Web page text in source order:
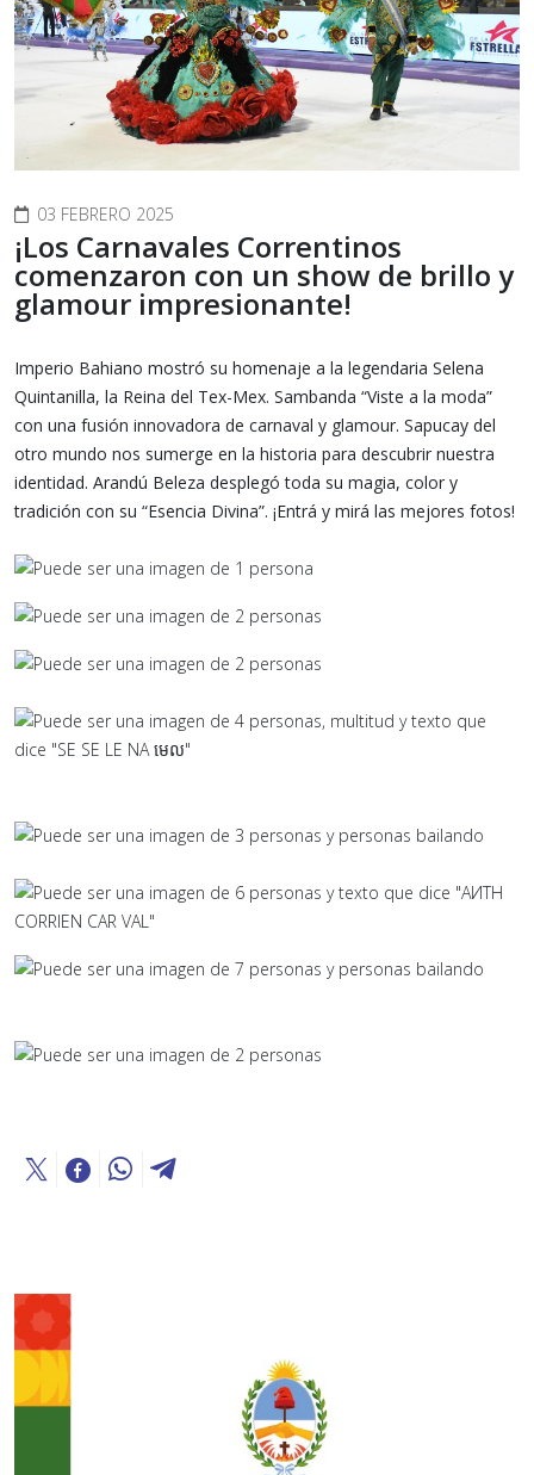
03 FEBRERO 2025
¡Los Carnavales Correntinos
comenzaron con un show de brillo y
glamour impresionante!
Imperio Bahiano mostró su homenaje a la legendaria Selena
Quintanilla, la Reina del Tex-Mex. Sambanda “Viste a la moda”
con una fusión innovadora de carnaval y glamour. Sapucay del
otro mundo nos sumerge en la historia para descubrir nuestra
identidad. Arandú Beleza desplegó toda su magia, color y
tradición con su “Esencia Divina”. ¡Entrá y mirá las mejores fotos!